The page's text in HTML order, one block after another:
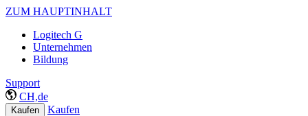
ZUM HAUPTINHALT
Logitech G
Unternehmen
Bildung
Support
CH,de
Kaufen Kaufen